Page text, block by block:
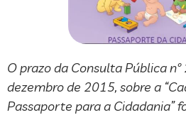
O prazo da Consulta Pública nº
dezembro de 2015, sobre a
Passaporte para a Cidadania”